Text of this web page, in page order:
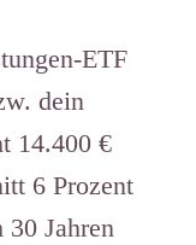
ETF
dein
14.400 €
6 Prozent
30 Jahren